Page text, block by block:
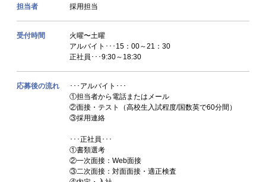
担当者 採用担当
受付時間
火曜〜土曜
アルバイト･･･15：00～21：30
正社員･･･9:30～18:30
応募後の流れ
･･･アルバイト･･･
①担当者から電話またはメール
②面接・テスト（高校生入試程度/国数英で60分間）
③採用連絡
･･･正社員･･･
①書類選考
②一次面接：Web面接
③二次面接：対面面接・適正検査